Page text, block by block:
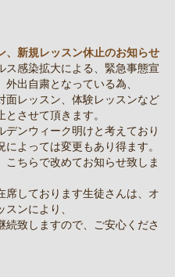
、新規レッスン休止のお知らせ
ス感染拡大による、緊急事態宣
外出自粛となっている為、
面レッスン、体験レッスンなど
とさせて頂きます。
デンウィーク明けと考えており
によっては変更もあり得ます。
こちらで改めてお知らせ致しま
席しております生徒さんは、オ
ンにより、
続致しますので、ご安心くださ